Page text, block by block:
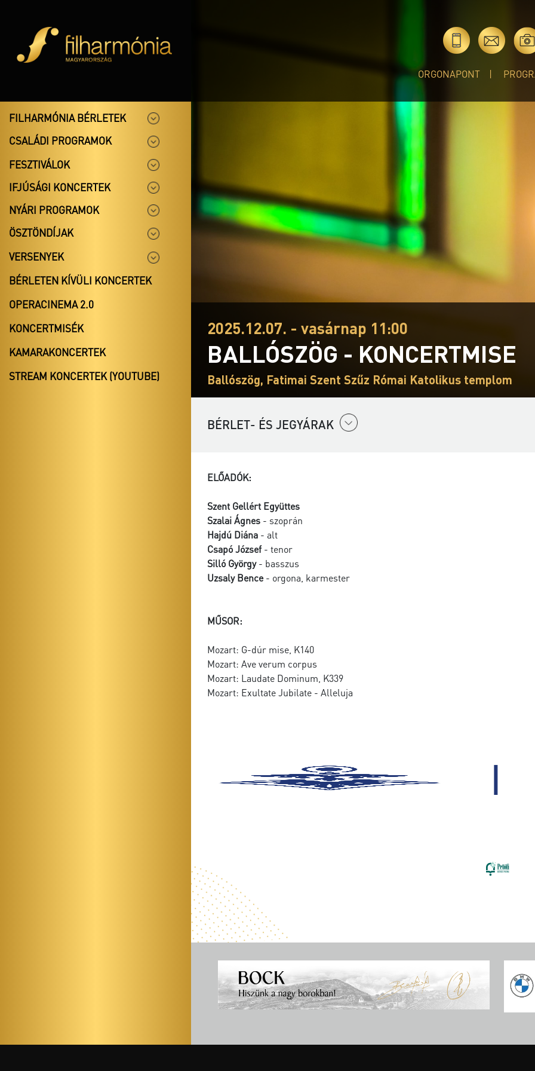
ORGONAPONT
FILHARMÓNIA BÉRLETEK
CSALÁDI PROGRAMOK
FESZTIVÁLOK
IFJÚSÁGI KONCERTEK
NYÁRI PROGRAMOK
ÖSZTÖNDÍJAK
VERSENYEK
BÉRLETEN KÍVÜLI KONCERTEK
OPERACINEMA 2.0
KONCERTMISÉK
KAMARAKONCERTEK
STREAM KONCERTEK (YOUTUBE)
2025.12.07. - vasárnap 11:00
BALLÓSZÖG - KONCERTMISE
Ballószög, Fatimai Szent Szűz Római Katolikus templom
BÉRLET- ÉS JEGYÁRAK
ELŐADÓK:
Szent Gellért Együttes
Szalai Ágnes - szoprán
Hajdú Diána - alt
Csapó József- tenor
Silló György- basszus
Uzsaly Bence- orgona, karmester
MŰSOR:
Mozart: G-dúr mise, K140
Mozart: Ave verum corpus
Mozart: Laudate Dominum, K339
Mozart: Exultate Jubilate - Alleluja